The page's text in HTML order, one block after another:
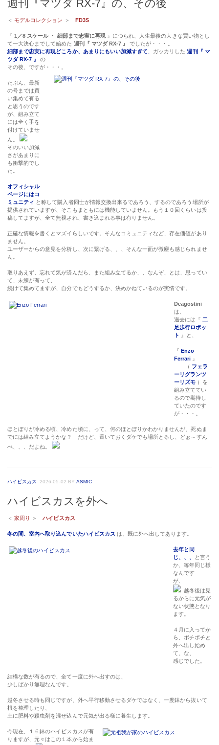
週刊『マツダ RX-7』の、その後
＜モデルコレクション ＞ FD3S
『1／8 スケール ・ 細部まで忠実に再現』につられ、人生最後の大きな買い物とし
て一大決心までして始めた 週刊『 マツダ RX-7 』
でしたが・・・。
細部まで忠実に再現どころか、あまりにもいい加減すぎて、 ガッカリした週刊『 マ
ツダ RX-7 』
の
その後、ですが・・・。
たぶん、最新
の号までは買
い集めて有る
と思うのです
が、組み立て
には全く手を
付けていませ
ん。
そのいい加減
さがあまりに
も衝撃的でし
た。
オフィシャル
ページにはコ
ミュニティ と称して購入者同士が情報交換出来るであろう、するのであろう場所が
提供されていますが、そこもまともには機能していません。もう１０回くらいは投
稿してますが、全て無視され、書き込まれる事は有りません。
正確な情報を書くとマズイらしいです。そんなコミュニティなど、存在価値があり
ません。
ユーザーからの意見を分析し、次に繋げる、、、そんな一面が微塵も感じられませ
ん。
取りあえず、忘れて気が済んだら、また組み立てるか、、なんぞ、とは、思ってい
て、未練が有って、
続けて集めてますが、自分でもどうするか、決めかねているのが実情です。
Deagostini
は、
過去には『二
足歩行ロボッ
ト 』と、
『Enzo
Ferrari 』
（ フェラ
ーリグランツ
ーリズモ ）を
組み立ててい
るので期待し
ていたのです
が・・・。
ほとぼりが冷める頃、冷めた頃に、って、何のほとぼりかわかりませんが、死ぬま
でには組み立てようかな？ だけど、置いておくダケでも場所とるし、どぉ～すん
べ、、、だよね。
ハイビスカス 2026-05-02 BY ASMIC
ハイビスカスを外へ
＜家周り ＞ハイビスカス
冬の間、室内へ取り込んでいたハイビスカス は、既に外へ出してあります。
去年と同
じ、、、
と言う
か、毎年同じ様
なんです
が、
越冬後は見
るからに元気が
ない状態となり
ます。
４月に入ってか
ら、ボチボチと
外へ出し始め
て、な、
感じでした。
結構な数が有るので、全て一度に外へ出すのは、
少しばかり無理なんです。
越冬させる時も同じですが、外へ平行移動させるダケではなく、一度鉢から抜いて
根を整理したり、
土に肥料や殺虫剤を混ぜ込んで元気が出る様に養生します。
今現在、１６鉢のハイビスカスが有
りますが、元々はこの１本から始ま